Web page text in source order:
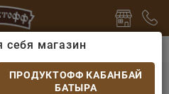
Фасоль Дядя Ваня
по домашнему
себя магазин
ПРОДУКТОФФ КАБАНБАЙ
БАТЫРА